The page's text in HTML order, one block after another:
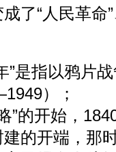
了“人民革命
”是指以鸦片
）；
”的开始，
的开端，那